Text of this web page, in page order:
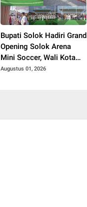
Bupati Solok Hadiri Grand
Opening Solok Arena
Mini Soccer, Wali Kota
Solok Resmikan Fasilitas
Augustus 01, 2026